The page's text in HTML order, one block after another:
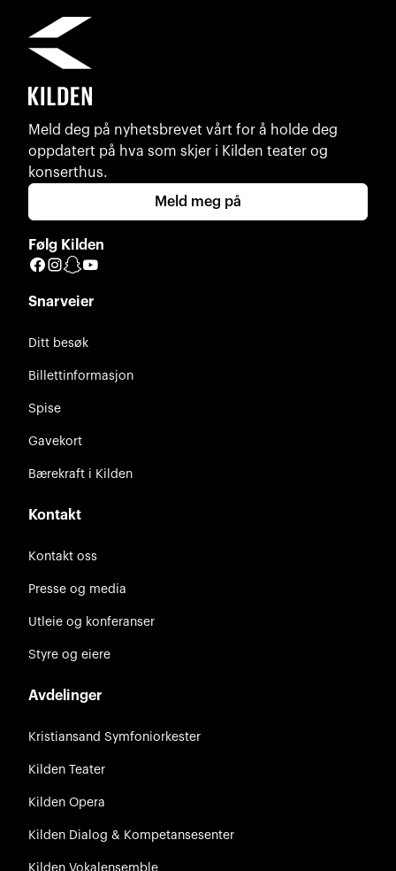
Meld deg på nyhetsbrevet vårt for å holde deg
oppdatert på hva som skjer i Kilden teater og
konserthus.
Meld meg på
Følg Kilden
Facebook
Instagram
Snapchat
Snarveier
Ditt besøk
Billettinformasjon
Spise
Gavekort
Bærekraft i Kilden
Kontakt
Kontakt oss
Presse og media
Utleie og konferanser
Styre og eiere
Avdelinger
Kristiansand Symfoniorkester
Kilden Teater
Kilden Opera
Kilden Dialog & Kompetansesenter
Kilden Vokalensemble